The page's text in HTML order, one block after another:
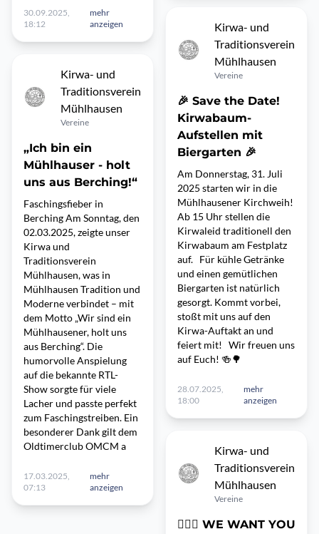
30.09.2025,
18:12
mehr
anzeigen
Kirwa- und
Traditionsverein
Mühlhausen
Vereine
„Ich bin ein
Mühlhauser - holt
uns aus Berching!“
Faschingsfieber in
Berching Am Sonntag, den
02.03.2025, zeigte unser
Kirwa und
Traditionsverein
Mühlhausen, was in
Mühlhausen Tradition und
Moderne verbindet – mit
dem Motto „Wir sind ein
Mühlhausener, holt uns
aus Berching“. Die
humorvolle Anspielung
auf die bekannte RTL-
Show sorgte für viele
Lacher und passte perfekt
zum Faschingstreiben. Ein
besonderer Dank gilt dem
Oldtimerclub OMCM a
17.03.2025,
07:13
mehr
anzeigen
Kirwa- und
Traditionsverein
Mühlhausen
Vereine
🎉 Save the Date!
Kirwabaum-
Aufstellen mit
Biergarten 🎉
Am Donnerstag, 31. Juli
2025 starten wir in die
Mühlhausener Kirchweih!
Ab 15 Uhr stellen die
Kirwaleid traditionell den
Kirwabaum am Festplatz
auf. Für kühle Getränke
und einen gemütlichen
Biergarten ist natürlich
gesorgt. Kommt vorbei,
stoßt mit uns auf den
Kirwa-Auftakt an und
feiert mit! Wir freuen uns
auf Euch! 🍻🌳
28.07.2025,
18:00
mehr
anzeigen
Kirwa- und
Traditionsverein
Mühlhausen
Vereine
🙋🏼‍♂️ WE WANT YOU